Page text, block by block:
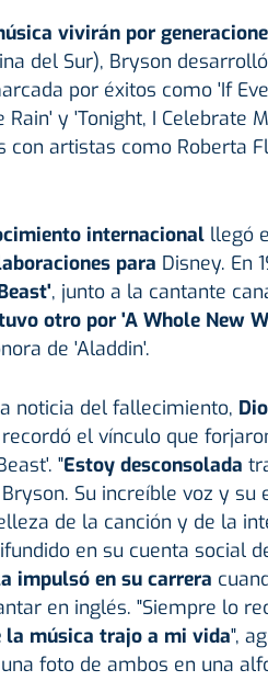
vivirán por
del Sur), Bryson
por éxitos como 'If
Rain' y 'Tonight, I Celebrate
con artistas como Roberta
internacionalllegó
para Disney. En
, junto a la cantante
otro por 'A Whole New
de 'Aladdin'.
noticia del fallecimiento,
el vínculo que
"Estoy desconsolada
Su increíble voz y su
de la canción y de la
en su cuenta social
impulsó en su carrera
en inglés. "Siempre lo
la música trajo a mi vida",
foto de ambos en una